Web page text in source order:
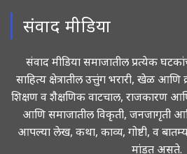
संवाद मीडिया
संवाद मीडिया समाजातील प्रत्येक
साहित्य क्षेत्रातील उत्तुंग भरारी, खेळ आणि
शिक्षण व शैक्षणिक वाटचाल, राजकारण
आणि समाजातील विकृती, जनजागृती
आपल्या लेख, कथा, काव्य, गोष्टी, व
मांडत असते.